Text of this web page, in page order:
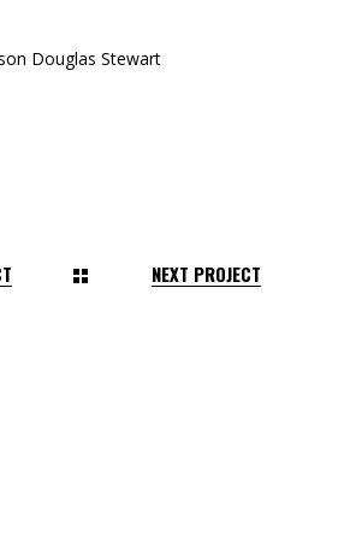
Douglas Stewart
NEXT PROJECT